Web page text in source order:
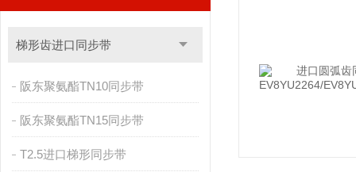
梯形齿进口同步带
阪东聚氨酯TN10同步带
阪东聚氨酯TN15同步带
T2.5进口梯形同步带